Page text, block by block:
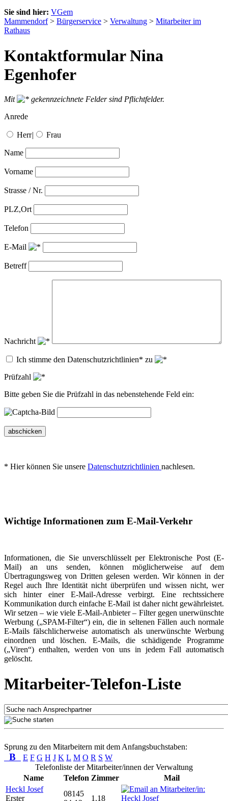
Sie sind hier: VGem
Mammendorf> Bürgerservice > Verwaltung > Mitarbeiter im
Rathaus
Kontaktformular Nina
Egenhofer
Mit
gekennzeichnete Felder sind Pflichtfelder.
Anrede
Herr| Frau
Name
Vorname
Strasse / Nr.
PLZ,Ort
Telefon
E-Mail
Betreff
Nachricht
Ich stimme den Datenschutzrichtlinien* zu
Prüfzahl
Bitte geben Sie die Prüfzahl in das nebenstehende Feld ein:
abschicken
* Hier können Sie unsere Datenschutzrichtlinien nachlesen.
Wichtige Informationen zum E-Mail-Verkehr
Informationen, die Sie unverschlüsselt per Elektronische Post (E-
Mail) an uns senden, können möglicherweise auf dem
Übertragungsweg von Dritten gelesen werden. Wir können in der
Regel auch Ihre Identität nicht überprüfen und wissen nicht, wer
sich hinter einer E-Mail-Adresse verbirgt. Eine rechtssichere
Kommunikation durch einfache E-Mail ist daher nicht gewährleistet.
Wir setzen – wie viele E-Mail-Anbieter – Filter gegen unerwünschte
Werbung („SPAM-Filter“) ein, die in seltenen Fällen auch normale
E-Mails fälschlicherweise automatisch als unerwünschte Werbung
einordnen und löschen. E-Mails, die schädigende Programme
(„Viren“) enthalten, werden von uns in jedem Fall automatisch
gelöscht.
Mitarbeiter-Telefon-Liste
Sprung zu den Mitarbeitern mit dem Anfangsbuchstaben:
B E F G H J K L M O R S W
Telefonliste der Mitarbeiter/innen der Verwaltung
Name
Telefon Zimmer
Mail
Heckl Josef
Erster
08145
1.18